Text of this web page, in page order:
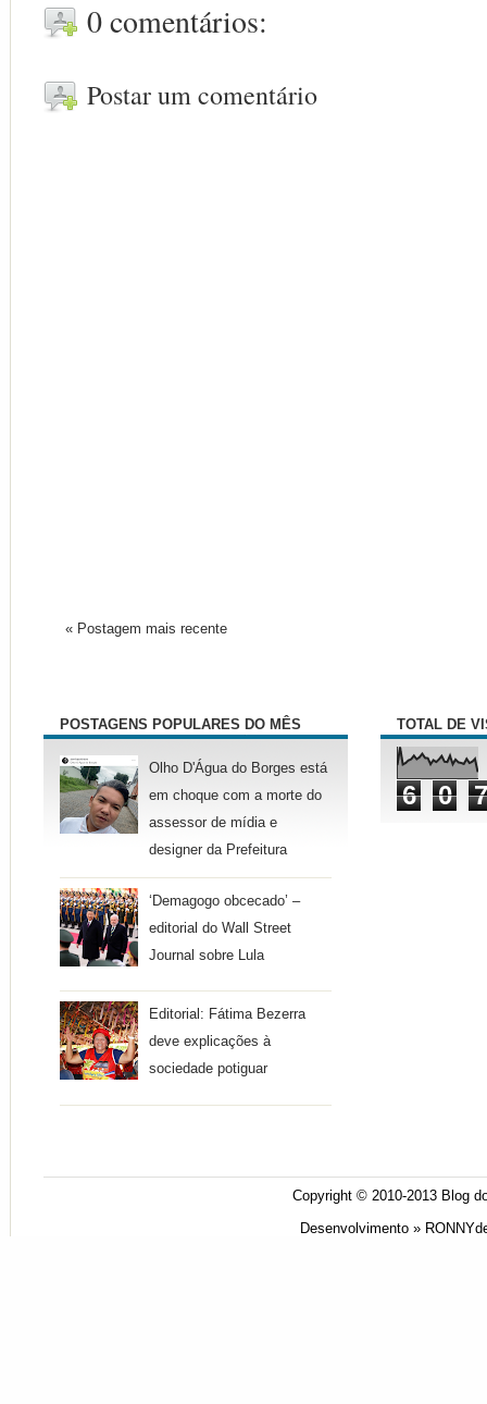
0 comentários:
Postar um comentário
« Postagem mais recente
POSTAGENS POPULARES DO MÊS
Olho D'Água do Borges está
em choque com a morte do
assessor de mídia e
designer da Prefeitura
‘Demagogo obcecado’ –
editorial do Wall Street
Journal sobre Lula
Editorial: Fátima Bezerra
deve explicações à
sociedade potiguar
TOTAL DE
6 0 7
Copyright © 2010-2013 Blog
Desenvolvimento »